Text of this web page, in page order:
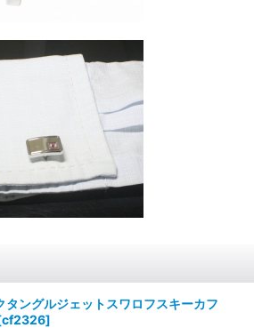
タングルジェットスワロフスキーカフ
cf2326]